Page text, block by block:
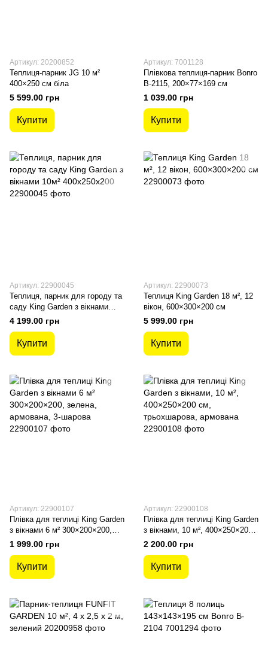
Артикул: 20200852
Теплиця-парник JG 10 м²
400×250 см біла
5 599.00 грн
Купити
Артикул: 7001128
Плівкова теплиця-парник Bonro
B-2115, 200×77×169 см
1 039.00 грн
Купити
Артикул: 22900045
Теплиця, парник для городу та
саду King Garden з вікнами
10м² 400х250х200
4 199.00 грн
Купити
Артикул: 22900073
Теплиця King Garden 18 м², 12
вікон, 600×300×200 см
5 999.00 грн
Купити
Артикул: 22900107
Плівка для теплиці King Garden
з вікнами 6 м² 300×200×200,
зелена, армована, 3-шарова
1 999.00 грн
Купити
Артикул: 22900108
Плівка для теплиці King Garden
з вікнами, 10 м², 400×250×200
см, трьохшарова, армована
2 200.00 грн
Купити